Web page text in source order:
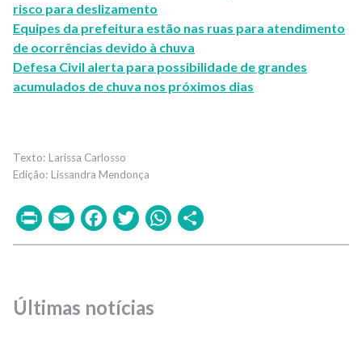
risco para deslizamento
Equipes da prefeitura estão nas ruas para atendimento
de ocorrências devido à chuva
Defesa Civil alerta para possibilidade de grandes
acumulados de chuva nos próximos dias
Larissa Carlosso
Lissandra Mendonça
PrintEmailFacebook
TwitterWhatsApp
Últimas notícias